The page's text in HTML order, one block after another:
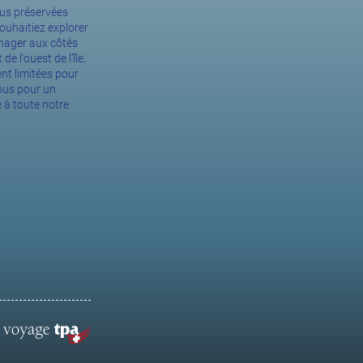
préservées
explorer
aux côtés
l'ouest de l'île.
limitées pour
pour un
à toute notre